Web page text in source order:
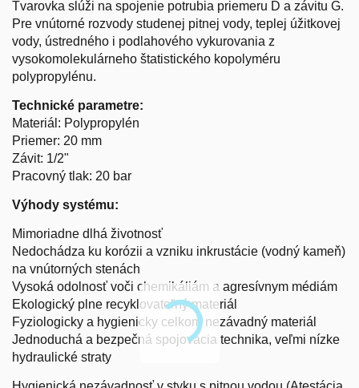
Tvarovka slúži na spojenie potrubia priemeru D a závitu G.
Pre vnútorné rozvody studenej pitnej vody, teplej úžitkovej
vody, ústredného i podlahového vykurovania z
vysokomolekulárneho štatistického kopolyméru
polypropylénu.
Technické parametre:
Materiál: Polypropylén
Priemer: 20 mm
Závit: 1/2"
Pracovný tlak: 20 bar
Výhody systému:
Mimoriadne dlhá životnosť
Nedochádza ku korózii a vzniku inkrustácie (vodný kameň)
na vnútorných stenách
Vysoká odolnosť voči chemikáliám a agresívnym médiám
Ekologický plne recyklovateľný materiál
Fyziologicky a hygienicky celkom nezávadný materiál
Jednoduchá a bezpečná spojovacia technika, veľmi nízke
hydraulické straty